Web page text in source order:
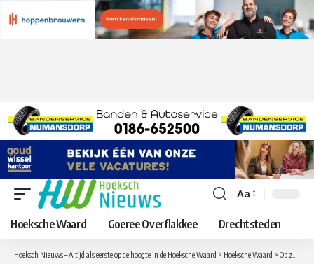
Lettergrootte
aanpassen
Aa
Hoeksche Waard Goeree Overflakkee Drechtsteden
Hoeksch Nieuws – Altijd als eerste op de hoogte in de Hoeksche Waard > Hoeksche Waard > Op zoek naar een ritje naar zuidplein ? Zoek op socialmedia hashtag #Meenaarzuidplein